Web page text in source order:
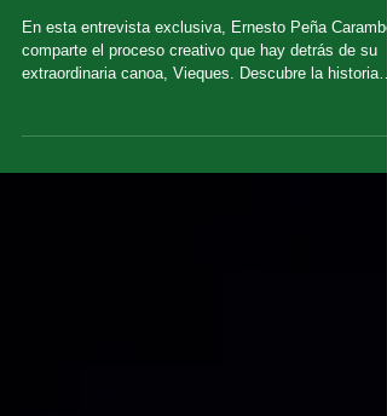
En esta entrevista exclusiva, Ernesto Peña
comparte el proceso creativo que hay detrás de su
extraordinaria canoa, Vieques. Descubre la historia
imágenes 📸 y ven a vivir esta experiencia tan